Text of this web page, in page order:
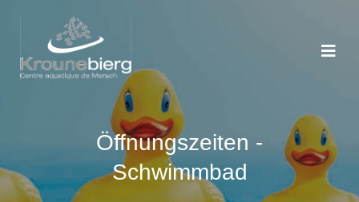
Öffnungszeiten -
Schwimmbad